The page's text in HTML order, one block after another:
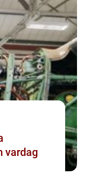
vardag